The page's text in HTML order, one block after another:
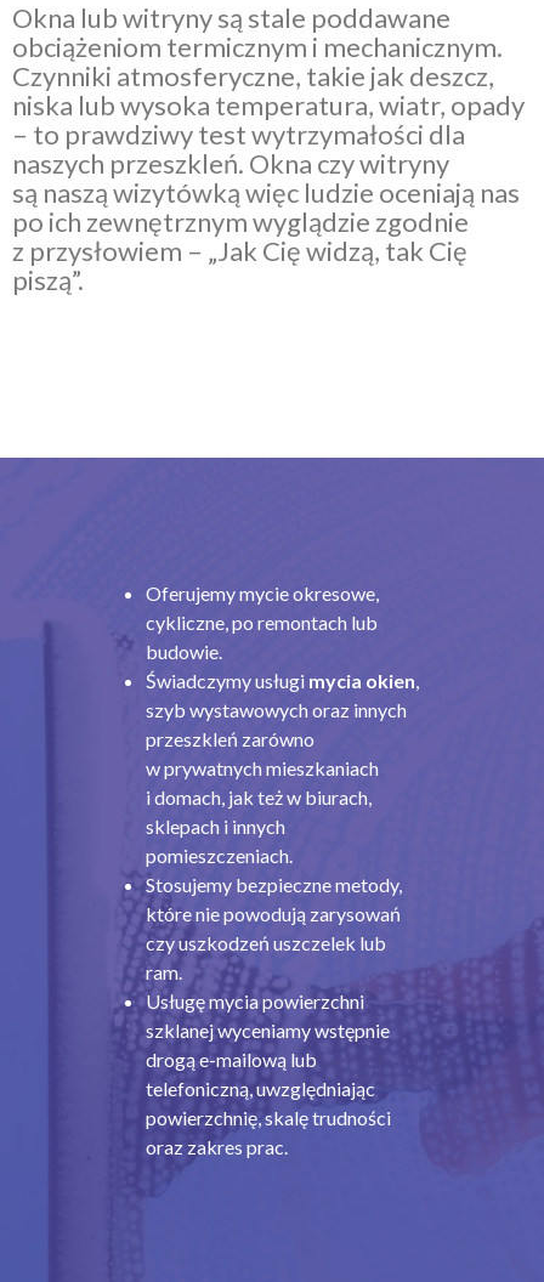
Okna lub witryny są stale poddawane
obciążeniom termicznym i mechanicznym.
Czynniki atmosferyczne, takie jak deszcz,
niska lub wysoka temperatura, wiatr, opady
– to prawdziwy test wytrzymałości dla
naszych przeszkleń. Okna czy witryny
są naszą wizytówką więc ludzie oceniają nas
po ich zewnętrznym wyglądzie zgodnie
z przysłowiem – „Jak Cię widzą, tak Cię
piszą”.
Oferujemy mycie okresowe,
cykliczne, po remontach lub
budowie.
Świadczymy usługi mycia okien,
szyb wystawowych oraz innych
przeszkleń zarówno
w prywatnych mieszkaniach
i domach, jak też w biurach,
sklepach i innych
pomieszczeniach.
Stosujemy bezpieczne metody,
które nie powodują zarysowań
czy uszkodzeń uszczelek lub
ram.
Usługę mycia powierzchni
szklanej wyceniamy wstępnie
drogą e-mailową lub
telefoniczną, uwzględniając
powierzchnię, skalę trudności
oraz zakres prac.